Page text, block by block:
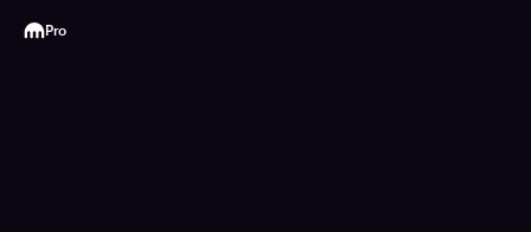
Kraken
Pro